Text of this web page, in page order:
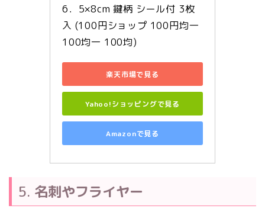
6．5×8cm 鍵柄 シール付 3枚
入 (100円ショップ 100円均一
100均一 100均)
楽天市場で見る
Yahoo!ショッピングで見る
Amazonで見る
5. 名刺やフライヤー